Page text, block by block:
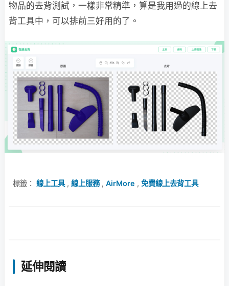
物品的去背測試，一樣非常精準，算是我用過的線上去
背工具中，可以排前三好用的了。
標籤： 線上工具, 線上服務, AirMore , 免費線上去背工具
延伸閱讀